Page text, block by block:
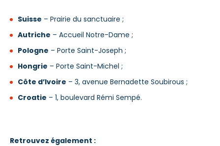
Suisse – Prairie du sanctuaire ;
Autriche – Accueil Notre-Dame ;
Pologne – Porte Saint-Joseph ;
Hongrie – Porte Saint-Michel ;
Côte d’Ivoire – 3, avenue Bernadette Soubirous ;
Croatie – 1, boulevard Rémi Sempé.
Retrouvez également :